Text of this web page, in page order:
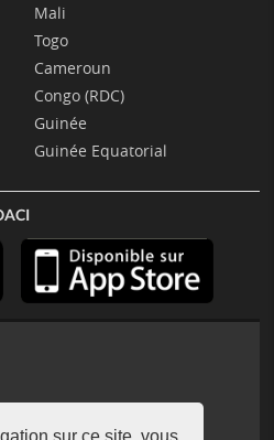
sur ce site, vous
Mali
Togo
Cameroun
Congo (RDC)
Guinée
Guinée Equatorial